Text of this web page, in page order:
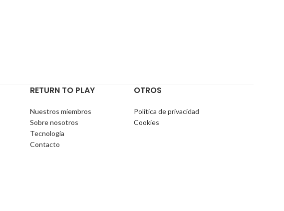
RETURN TO PLAY
Nuestros miembros
Sobre nosotros
Tecnología
Contacto
OTROS
Política de privacidad
Cookies